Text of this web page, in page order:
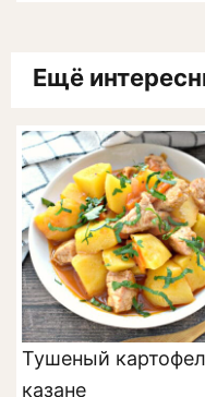
Ещё
Тушеный
казане